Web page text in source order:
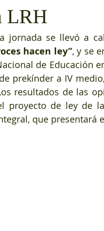
LRH
hacen ley”, y se
de Educación
prekínder a IV
resultados de las
proyecto de ley de
que presentará